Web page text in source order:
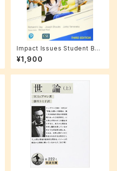
Impact Issues Student Boo
k with Online Code Level 1
¥1,900